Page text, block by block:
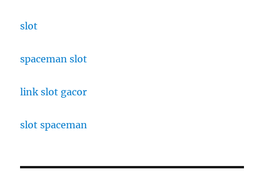
slot
spaceman slot
link slot gacor
slot spaceman